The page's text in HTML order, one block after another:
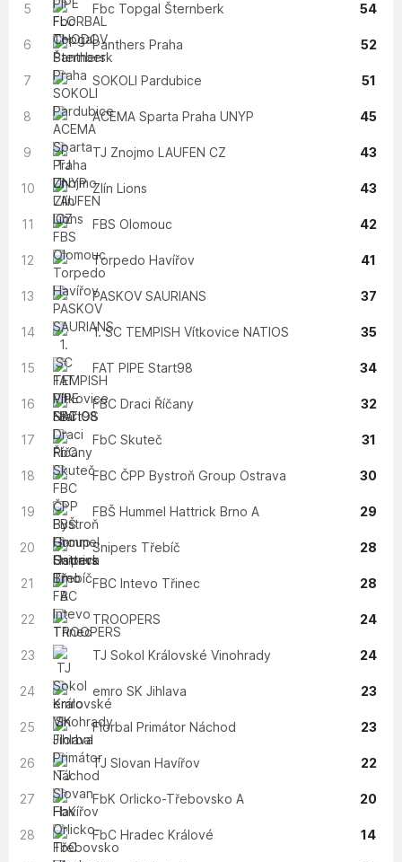
5 Fbc Topgal Šternberk 54
6 Panthers Praha 52
7 SOKOLI Pardubice 51
8 ACEMA Sparta Praha UNYP 45
9 TJ Znojmo LAUFEN CZ 43
10 Zlín Lions 43
11 FBS Olomouc 42
12 Torpedo Havířov 41
13 PASKOV SAURIANS 37
14 1. SC TEMPISH Vítkovice NATIOS 35
15 FAT PIPE Start98 34
16 FBC Draci Říčany 32
17 FbC Skuteč 31
18 FBC ČPP Bystroň Group Ostrava 30
19 FBŠ Hummel Hattrick Brno A 29
20 Snipers Třebíč 28
21 FBC Intevo Třinec 28
22 TROOPERS 24
23 TJ Sokol Královské Vinohrady 24
24 emro SK Jihlava 23
25 Florbal Primátor Náchod 23
26 TJ Slovan Havířov 22
27 FbK Orlicko-Třebovsko A 20
28 FbC Hradec Králové 14